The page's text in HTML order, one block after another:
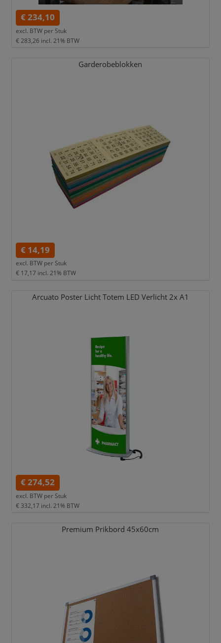
€ 234,10
excl. BTW per Stuk
€ 283,26 incl. 21% BTW
Garderobeblokken
€ 14,19
excl. BTW per Stuk
€ 17,17 incl. 21% BTW
Arcuato Poster Licht Totem LED Verlicht 2x A1
€ 274,52
excl. BTW per Stuk
€ 332,17 incl. 21% BTW
Premium Prikbord 45x60cm